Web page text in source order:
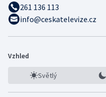
261 136 113
info@ceskatelevize.cz
Vzhled
Světlý